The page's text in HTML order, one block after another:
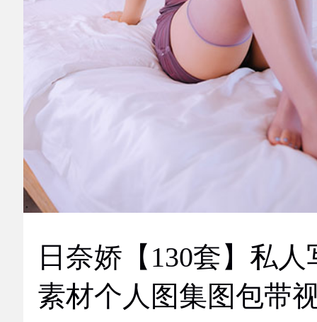
日奈娇【130套】私人
素材个人图集图包带